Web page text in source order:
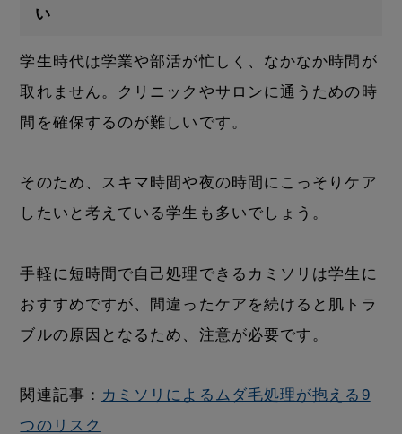
い
学生時代は学業や部活が忙しく、なかなか時間が
取れません。クリニックやサロンに通うための時
間を確保するのが難しいです。
そのため、スキマ時間や夜の時間にこっそりケア
したいと考えている学生も多いでしょう。
手軽に短時間で自己処理できるカミソリは学生に
おすすめですが、間違ったケアを続けると肌トラ
ブルの原因となるため、注意が必要です。
関連記事： カミソリによるムダ毛処理が抱える9
つのリスク